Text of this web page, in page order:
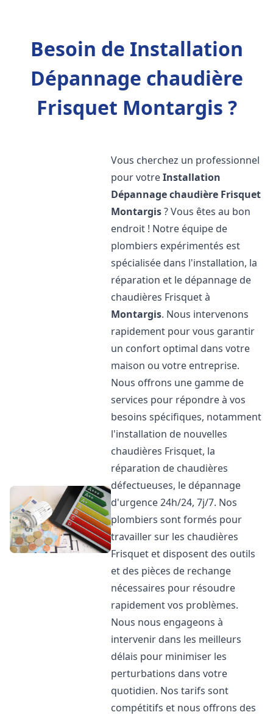
Besoin de Installation
Dépannage chaudière
Frisquet Montargis ?
Vous cherchez un professionnel
pour votreInstallation
Dépannage chaudière Frisquet
Montargis? Vous êtes au bon
endroit ! Notre équipe de
plombiers expérimentés est
spécialisée dans l'installation, la
réparation et le dépannage de
chaudières Frisquet à
Montargis. Nous intervenons
rapidement pour vous garantir
un confort optimal dans votre
maison ou votre entreprise.
Nous offrons une gamme de
services pour répondre à vos
besoins spécifiques, notamment
l'installation de nouvelles
chaudières Frisquet, la
réparation de chaudières
défectueuses, le dépannage
d'urgence 24h/24, 7j/7. Nos
plombiers sont formés pour
travailler sur les chaudières
Frisquet et disposent des outils
et des pièces de rechange
nécessaires pour résoudre
rapidement vos problèmes.
Nous nous engageons à
intervenir dans les meilleurs
délais pour minimiser les
perturbations dans votre
quotidien. Nos tarifs sont
compétitifs et nous offrons des